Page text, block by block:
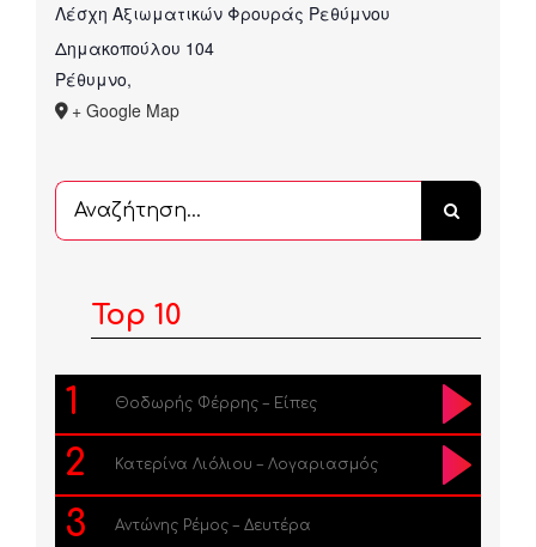
Λέσχη Αξιωματικών Φρουράς Ρεθύμνου
Δημακοπούλου 104
Ρέθυμνο,
+ Google Map
Αναζήτηση
...
Top 10
1 Θοδωρής Φέρρης – Είπες
2 Κατερίνα Λιόλιου – Λογαριασμός
3 Αντώνης Ρέμος – Δευτέρα